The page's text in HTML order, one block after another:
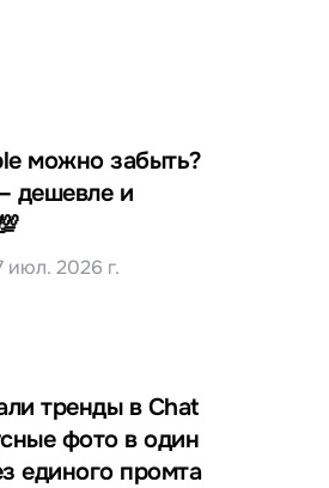
можно забыть?
дешевле и
июл. 2026 г.
тренды в Chat
фото в один
единого промта